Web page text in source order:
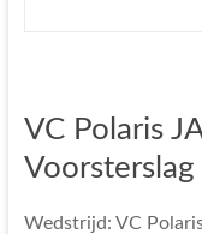
VC Polaris
Wedstrijd: VC